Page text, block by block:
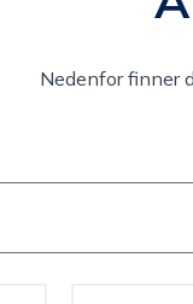
Nedenfor finner